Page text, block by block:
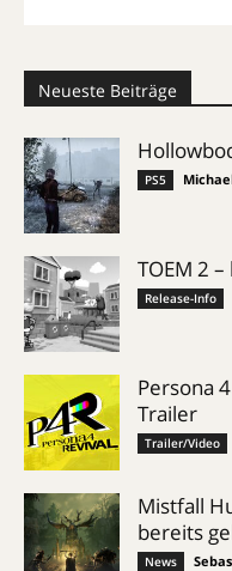
Neueste Beiträge
PS5
TOEM 2
Release-Info
Persona
Trailer
Trailer/Video
Mistfall
bereits
News